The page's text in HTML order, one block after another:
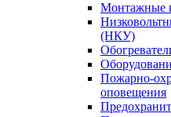
Монтажные
(НКУ)
Пожарно-
оповещения